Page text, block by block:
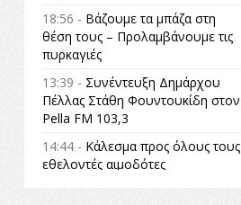
18:56 - Βάζουμε τα μπάζα στη
θέση τους – Προλαμβάνουμε τις
πυρκαγιές
13:39 - Συνέντευξη Δημάρχου
Πέλλας Στάθη Φουντουκίδη στον
Pella FM 103,3
14:44 - Κάλεσμα προς όλους τους
εθελοντές αιμοδότες
14:23 -Όλη η Ελλάδα ένας